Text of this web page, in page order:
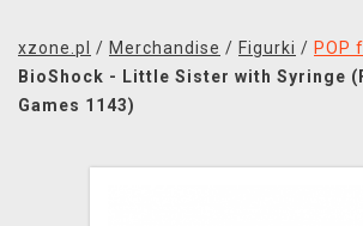
SOUNDTRACKI
xzone.pl / Merchandise / Figurki / POP
BioShock - Little Sister with Syringe
Games 1143)